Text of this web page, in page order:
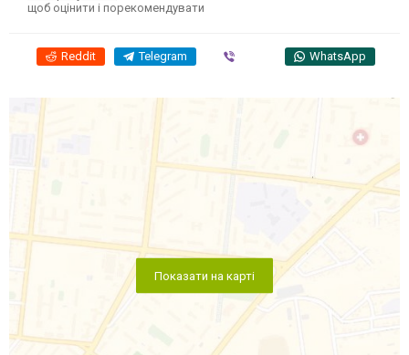
щоб оцінити і порекомендувати
Reddit Telegram WhatsApp
Показати на карті